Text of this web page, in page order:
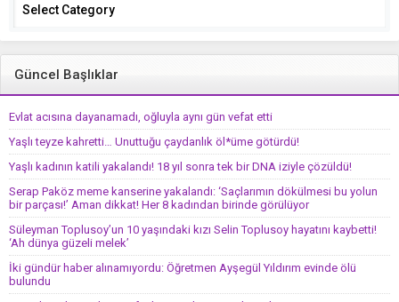
Güncel Başlıklar
Evlat acısına dayanamadı, oğluyla aynı gün vefat etti
Yaşlı teyze kahretti… Unuttuğu çaydanlık öl*üme götürdü!
Yaşlı kadının katili yakalandı! 18 yıl sonra tek bir DNA iziyle çözüldü!
Serap Paköz meme kanserine yakalandı: ‘Saçlarımın dökülmesi bu yolun
bir parçası!’ Aman dikkat! Her 8 kadından birinde görülüyor
Süleyman Toplusoy’un 10 yaşındaki kızı Selin Toplusoy hayatını kaybetti!
‘Ah dünya güzeli melek’
İki gündür haber alınamıyordu: Öğretmen Ayşegül Yıldırım evinde ölü
bulundu